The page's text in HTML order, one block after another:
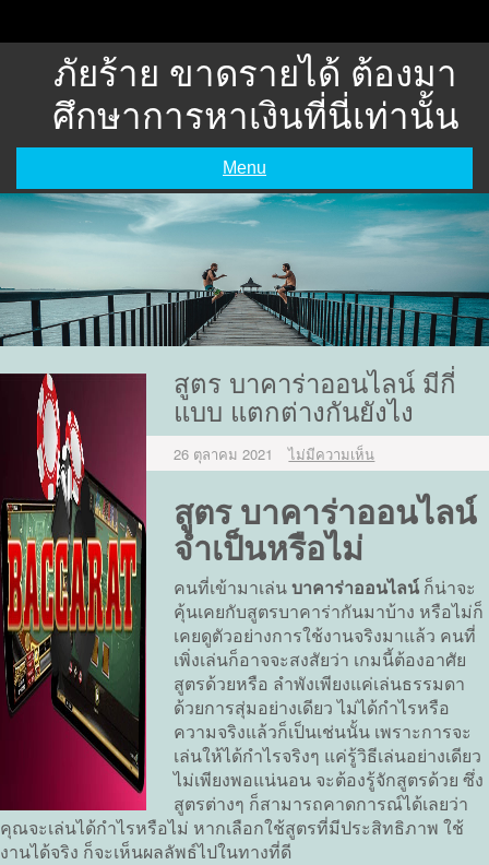
ภัยร้าย ขาดรายได้ ต้องมา
ศึกษาการหาเงินที่นี่เท่านั้น
Menu
สูตร บาคาร่าออนไลน์ มีกี่
แบบ แตกต่างกันยังไง
26 ตุลาคม 2021 ไม่มีความเห็น
สูตร บาคาร่าออนไลน์
จำเป็นหรือไม่
คนที่เข้ามาเล่นบาคาร่าออนไลน์ ก็น่าจะ
คุ้นเคยกับสูตรบาคาร่ากันมาบ้าง หรือไม่ก็
เคยดูตัวอย่างการใช้งานจริงมาแล้ว คนที่
เพิ่งเล่นก็อาจจะสงสัยว่า เกมนี้ต้องอาศัย
สูตรด้วยหรือ ลำพังเพียงแค่เล่นธรรมดา
ด้วยการสุ่มอย่างเดียว ไม่ได้กำไรหรือ
ความจริงแล้วก็เป็นเช่นนั้น เพราะการจะ
เล่นให้ได้กำไรจริงๆ แค่รู้วิธีเล่นอย่างเดียว
ไม่เพียงพอแน่นอน จะต้องรู้จักสูตรด้วย ซึ่ง
สูตรต่างๆ ก็สามารถคาดการณ์ได้เลยว่า
คุณจะเล่นได้กำไรหรือไม่ หากเลือกใช้สูตรที่มีประสิทธิภาพ ใช้
งานได้จริง ก็จะเห็นผลลัพธ์ไปในทางที่ดี